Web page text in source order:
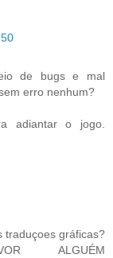
de bugs e mal
erro nenhum?
adiantar o jogo.
traduçoes gráficas?
ALGUÉM